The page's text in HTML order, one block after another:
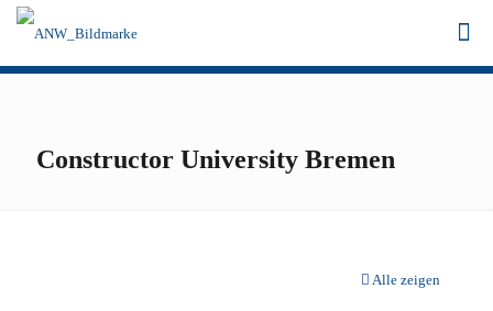
Constructor University Bremen
Alle zeigen